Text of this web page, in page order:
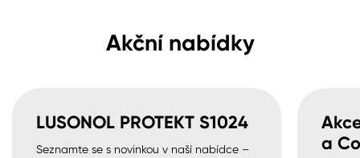
Akční nabídky
LUSONOL PROTEKT S1024
Seznamte se s novinkou v naší nabídce –
a